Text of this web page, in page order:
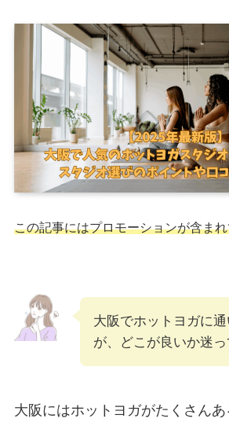
この記事にはプロモーションが含ま
大阪でホットヨガに
が、どこが良いか迷っ
大阪にはホットヨガがたくさん